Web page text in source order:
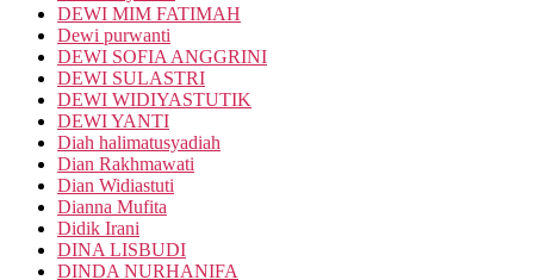
DEWI MIM FATIMAH
Dewi purwanti
DEWI SOFIA ANGGRINI
DEWI SULASTRI
DEWI WIDIYASTUTIK
DEWI YANTI
Diah halimatusyadiah
Dian Rakhmawati
Dian Widiastuti
Dianna Mufita
Didik Irani
DINA LISBUDI
DINDA NURHANIFA